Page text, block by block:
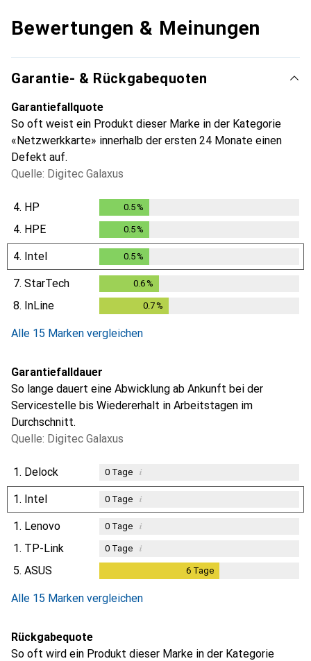
Bewertungen & Meinungen
Garantie- & Rückgabequoten
Garantiefallquote
So oft weist ein Produkt dieser Marke in der Kategorie
«Netzwerkkarte» innerhalb der ersten 24 Monate einen
Defekt auf.
Quelle: Digitec Galaxus
4. HP 0.5%
4. HPE 0.5%
4. Intel 0.5%
7. StarTech 0.6 %
8. InLine 0.7 %
Alle 15 Marken vergleichen
Garantiefalldauer
So lange dauert eine Abwicklung ab Ankunft bei der
Servicestelle bis Wiedererhalt in Arbeitstagen im
Durchschnitt.
Quelle: Digitec Galaxus
1. Delock 0Tage i
1. Intel 0Tage i
1. Lenovo 0Tage i
1. TP-Link 0Tage i
5. ASUS 6Tage
Alle 15 Marken vergleichen
Rückgabequote
So oft wird ein Produkt dieser Marke in der Kategorie